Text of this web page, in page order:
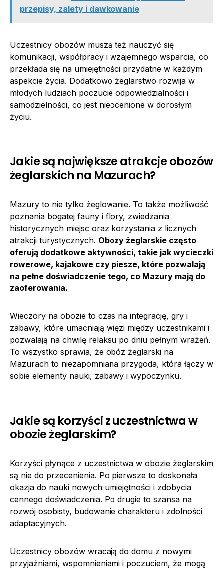
przepisy, zalety i dawkowanie
Uczestnicy obozów muszą też nauczyć się
komunikacji, współpracy i wzajemnego wsparcia, co
przekłada się na umiejętności przydatne w każdym
aspekcie życia. Dodatkowo żeglarstwo rozwija w
młodych ludziach poczucie odpowiedzialności i
samodzielności, co jest nieocenione w dorosłym
życiu.
Jakie są największe atrakcje obozów
żeglarskich na Mazurach?
Mazury to nie tylko żeglowanie. To także możliwość
poznania bogatej fauny i flory, zwiedzania
historycznych miejsc oraz korzystania z licznych
atrakcji turystycznych. Obozy żeglarskie często
oferują dodatkowe aktywności, takie jak wycieczki
rowerowe, kajakowe czy piesze, które pozwalają
na pełne doświadczenie tego, co Mazury mają do
zaoferowania.
Wieczory na obozie to czas na integrację, gry i
zabawy, które umacniają więzi między uczestnikami i
pozwalają na chwilę relaksu po dniu pełnym wrażeń.
To wszystko sprawia, że obóz żeglarski na
Mazurach to niezapomniana przygoda, która łączy w
sobie elementy nauki, zabawy i wypoczynku.
Jakie są korzyści z uczestnictwa w
obozie żeglarskim?
Korzyści płynące z uczestnictwa w obozie żeglarskim
są nie do przecenienia. Po pierwsze to doskonała
okazja do nauki nowych umiejętności i zdobycia
cennego doświadczenia. Po drugie to szansa na
rozwój osobisty, budowanie charakteru i zdolności
adaptacyjnych.
Uczestnicy obozów wracają do domu z nowymi
przyjaźniami, wspomnieniami i poczuciem, że mogą